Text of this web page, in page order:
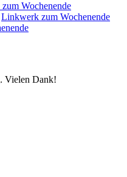
Wochenende
Linkwerk zum Wochenende
. Vielen Dank!